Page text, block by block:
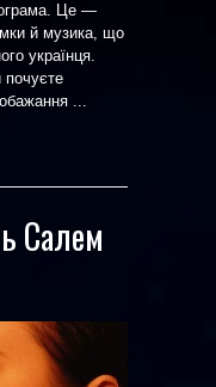
Це —
й музика, що
українця.
почуєте
...
Салем